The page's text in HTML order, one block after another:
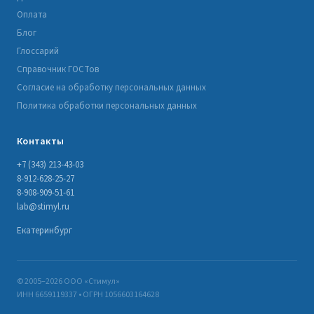
Оплата
Блог
Глоссарий
Справочник ГОСТов
Согласие на обработку персональных данных
Политика обработки персональных данных
Контакты
+7 (343) 213-43-03
8-912-628-25-27
8-908-909-51-61
lab@stimyl.ru
Екатеринбург
© 2005–2026 ООО «Стимул»
ИНН 6659119337 • ОГРН 1056603164628